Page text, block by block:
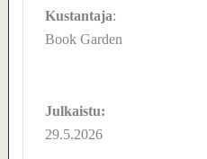
Kustantaja:
Book Garden
Julkaistu:
29.5.2026